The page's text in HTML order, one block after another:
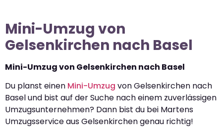
Mini-Umzug von
Gelsenkirchen nach Basel
Mini-Umzug von Gelsenkirchen nach Basel
Du planst einen Mini-Umzug von Gelsenkirchen nach
Basel und bist auf der Suche nach einem zuverlässigen
Umzugsunternehmen? Dann bist du bei Martens
Umzugsservice aus Gelsenkirchen genau richtig!